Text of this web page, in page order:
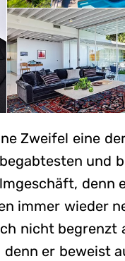
Zweifel eine
und
denn
immer wieder
nicht begrenzt
denn er beweist